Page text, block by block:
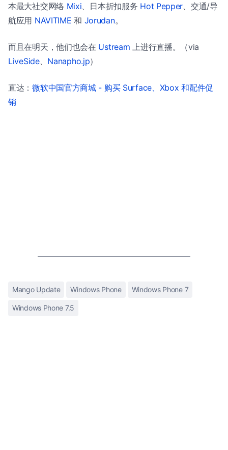
本最大社交网络 Mixi 、日本折扣服务 Hot Pepper 、交通/导
航应用 NAVITIME 和 Jorudan。
而且在明天，他们也会在 Ustream 上进行直播。（via
LiveSide、 Nanapho.jp）
直达：微软中国官方商城 - 购买 Surface、Xbox 和配件促
销
Mango Update Windows Phone Windows Phone 7
Windows Phone 7.5